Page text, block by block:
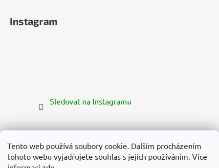
Tento web používá soubory cookie. Dalším procházením
tohoto webu vyjadřujete souhlas s jejich používáním. Více
Instagram
Sledovat na Instagramu